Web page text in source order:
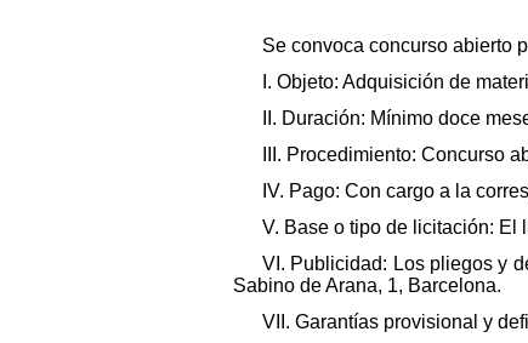
Se convoca concurso abierto
I. Objeto: Adquisición de
II. Duración: Mínimo doce
III. Procedimiento: Concurso
IV. Pago: Con cargo a la
V. Base o tipo de licitación: El
VI. Publicidad: Los pliegos y
Sabino de Arana, 1, Barcelona.
VII. Garantías provisional y